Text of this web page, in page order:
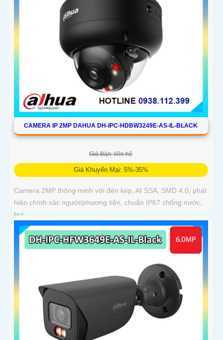
CAMERA IP 2MP DAHUA DH-IPC-HDBW3249E-AS-IL-BLACK
Giá Bán: liên hệ
Giá Khuyến Mại: 5%-35%
Camera 2MP thông minh với đèn kép, AI SSA, SMD 4.0, phát
hiện chính xác người/phương tiện, chuẩn IP67 chống nước,
bụi